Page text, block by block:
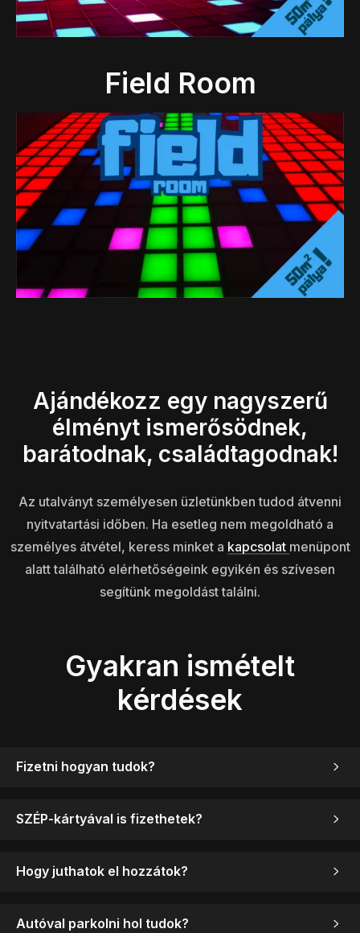
Field Room
Ajándékozz egy nagyszerű
élményt ismerősödnek,
barátodnak, családtagodnak!
Az utalványt személyesen üzletünkben tudod átvenni
nyitvatartási időben. Ha esetleg nem megoldható a
személyes átvétel, keress minket a kapcsolat menüpont
alatt található elérhetőségeink egyikén és szívesen
segítünk megoldást találni.
Gyakran ismételt
kérdések
Fizetni hogyan tudok?
SZÉP-kártyával is fizethetek?
Hogy juthatok el hozzátok?
Autóval parkolni hol tudok?